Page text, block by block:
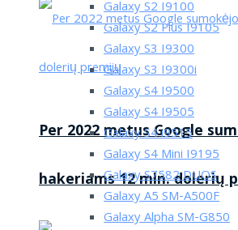
Per 2022 metus Google
hakeriams 12 mln. dolerių
Galaxy S2 I9100
Galaxy S2 Plus I9105
Galaxy S3 I9300
Galaxy S3 I9300i
Galaxy S4 I9500
Galaxy S4 I9505
Galaxy S4 i9515
Galaxy S4 Mini I9195
Galaxy S7582 DUOS
Galaxy A5 SM-A500F
Galaxy Alpha SM-G850